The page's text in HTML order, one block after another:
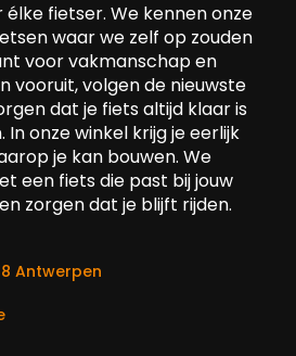
élke fietser. We kennen onze
waar we zelf op zouden
voor vakmanschap en
vooruit, volgen de nieuwste
dat je fiets altijd klaar is
onze winkel krijg je eerlijk
je kan bouwen. We
een fiets die past bij jouw
zorgen dat je blijft rijden.
Antwerpen